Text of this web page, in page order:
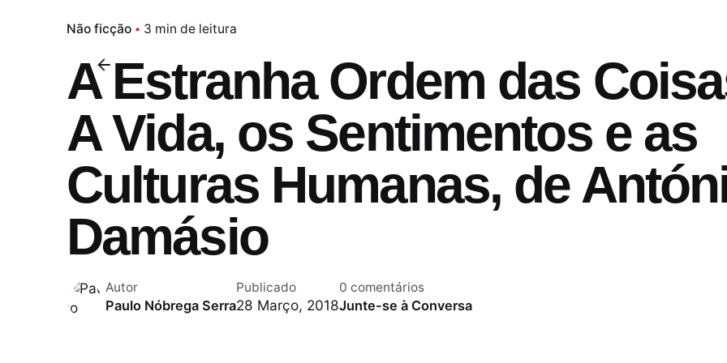
Não ficção 3 min de leitura
A Estranha Ordem das
A Vida, os Sentimentos e as
Culturas Humanas, de
Damásio
Autor
Paulo Nóbrega Serra
Publicado
28 Março, 2018
0 comentários
Junte-se à Conversa